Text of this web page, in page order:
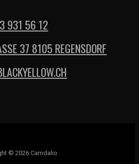
931 56 12
37 8105 REGENSDORF
© 2026 Camdalio